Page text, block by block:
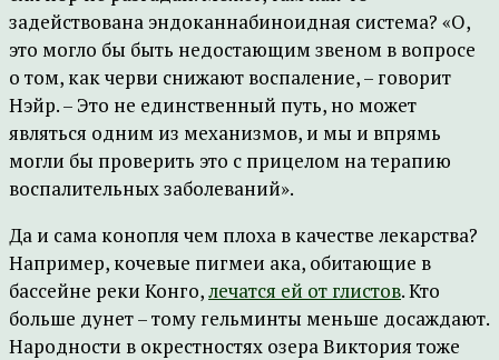
задействована эндоканнабиноидная система? «О,
это могло бы быть недостающим звеном в вопросе
о том, как черви снижают воспаление, – говорит
Нэйр. – Это не единственный путь, но может
являться одним из механизмов, и мы и впрямь
могли бы проверить это с прицелом на терапию
воспалительных заболеваний».
Да и сама конопля чем плоха в качестве лекарства?
Например, кочевые пигмеи ака, обитающие в
бассейне реки Конго,лечатся ей от глистов. Кто
больше дунет – тому гельминты меньше досаждают.
Народности в окрестностях озера Виктория тоже